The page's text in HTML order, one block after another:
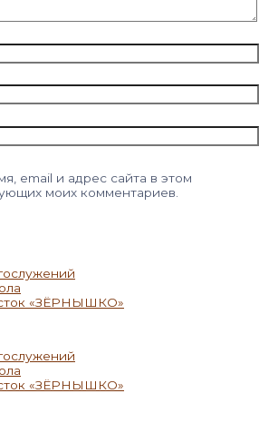
email и адрес сайта в этом
моих комментариев.
«ЗЁРНЫШКО»
«ЗЁРНЫШКО»